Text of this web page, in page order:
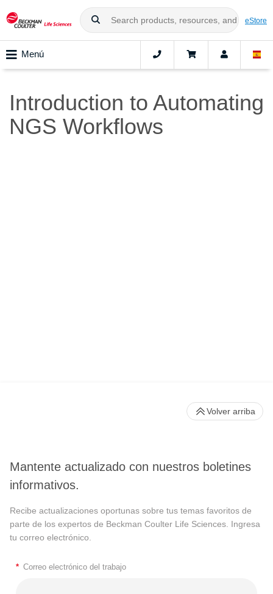
eStore
Menú
Introduction to Automating
NGS Workflows
Mantente actualizado con nuestros boletines
informativos.
Recibe actualizaciones oportunas sobre tus temas favoritos de
parte de los expertos de Beckman Coulter Life Sciences. Ingresa
tu correo electrónico.
* Correo electrónico del trabajo
Volver arriba